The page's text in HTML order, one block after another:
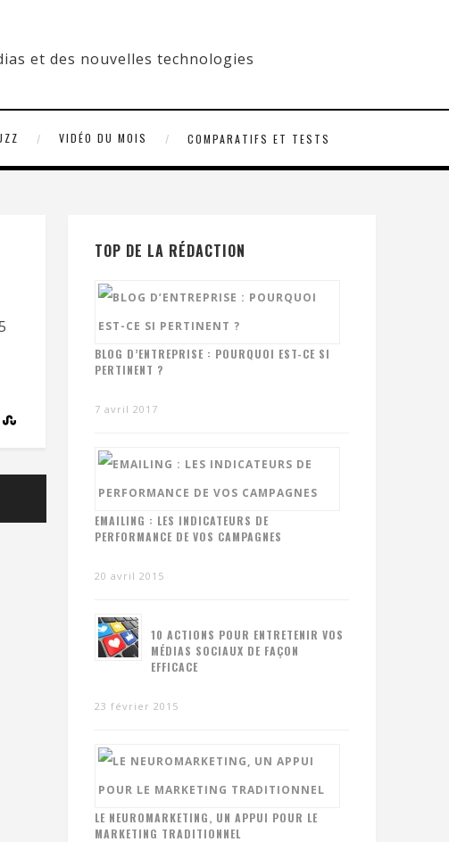
VIDÉO DU MOIS COMPARATIFS ET TESTS
TOP DE LA RÉDACTION
BLOG D’ENTREPRISE : POURQUOI EST-CE SI
PERTINENT ?
7 avril 2017
EMAILING : LES INDICATEURS DE
PERFORMANCE DE VOS CAMPAGNES
20 avril 2015
10 ACTIONS POUR ENTRETENIR VOS
MÉDIAS SOCIAUX DE FAÇON
EFFICACE
23 février 2015
LE NEUROMARKETING, UN APPUI POUR LE
MARKETING TRADITIONNEL